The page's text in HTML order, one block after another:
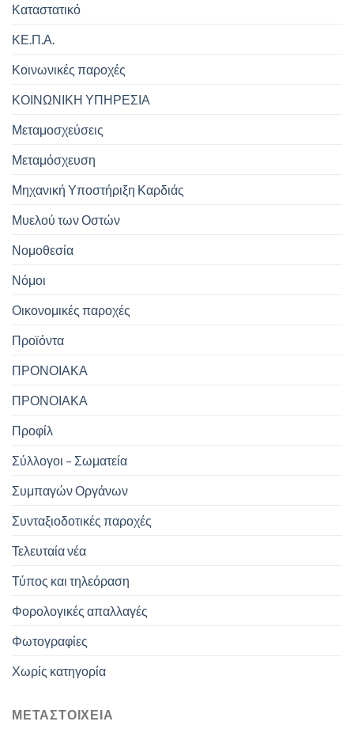
Καταστατικό
ΚΕ.Π.Α.
Κοινωνικές παροχές
ΚΟΙΝΩΝΙΚΗ ΥΠΗΡΕΣΙΑ
Μεταμοσχεύσεις
Μεταμόσχευση
Μηχανική Υποστήριξη Καρδιάς
Μυελού των Οστών
Νομοθεσία
Νόμοι
Οικονομικές παροχές
Προϊόντα
ΠΡΟΝΟΙΑΚΑ
ΠΡΟΝΟΙΑΚΑ
Προφίλ
Σύλλογοι – Σωματεία
Συμπαγών Οργάνων
Συνταξιοδοτικές παροχές
Τελευταία νέα
Τύπος και τηλεόραση
Φορολογικές απαλλαγές
Φωτογραφίες
Χωρίς κατηγορία
ΜΕΤΑΣΤΟΙΧΕΊΑ